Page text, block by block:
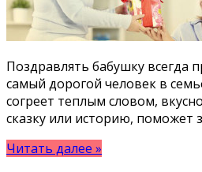
Поздравлять бабушку всегда
самый дорогой человек в
согреет теплым словом,
сказку или историю, поможет
Читать далее »